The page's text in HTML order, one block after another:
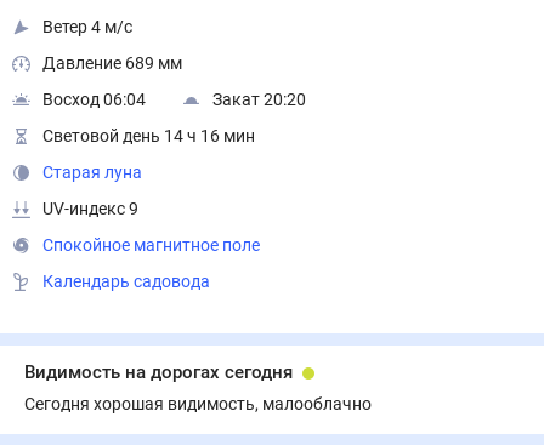
Ветер 4 м/с
Давление 689 мм
Восход 06:04
Закат 20:20
Световой день 14 ч 16 мин
Старая луна
UV-индекс 9
Спокойное магнитное поле
Календарь садовода
Видимость на дорогах сегодня
Сегодня хорошая видимость, малооблачно